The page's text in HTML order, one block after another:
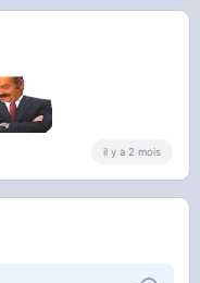
il y a 2 mois